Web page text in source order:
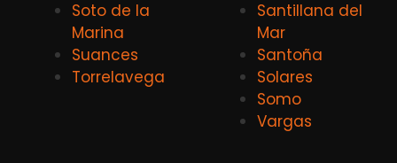
Soto de la
Marina
Suances
Torrelavega
Santillana del
Mar
Santoña
Solares
Somo
Vargas